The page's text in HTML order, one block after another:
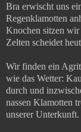
Bra erwischt uns
Regenklamotten
Knochen sitzen
Zelten scheidet
Wir finden ein
wie das Wetter:
durch und
nassen Klamotten
unserer Unterkunft.